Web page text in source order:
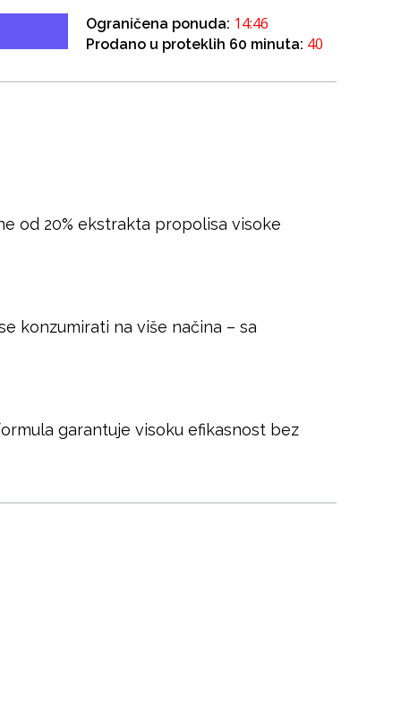
Ograničena ponuda: 14:46
Prodano u proteklih 60 minuta: 40
od 20% ekstrakta propolisa visoke
konzumirati na više načina – sa
garantuje visoku efikasnost bez